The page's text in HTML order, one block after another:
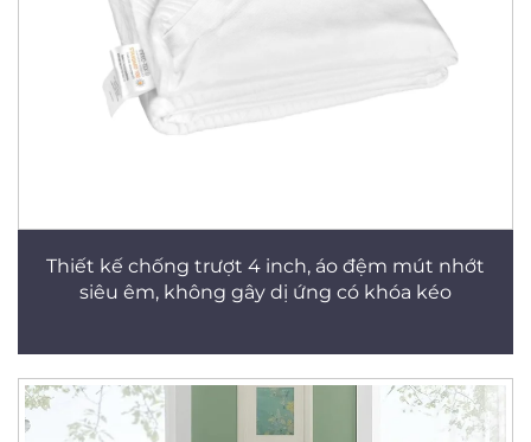
Thiết kế chống trượt 4 inch, áo đệm mút nhớt
siêu êm, không gây dị ứng có khóa kéo